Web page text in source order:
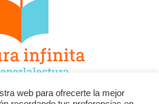
web para ofrecerte la mejor